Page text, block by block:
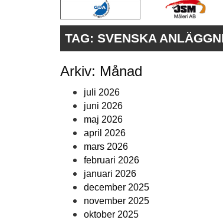
TAG: SVENSKA
Arkiv: Månad
juli 2026
juni 2026
maj 2026
april 2026
mars 2026
februari 2026
januari 2026
december 2025
november 2025
oktober 2025